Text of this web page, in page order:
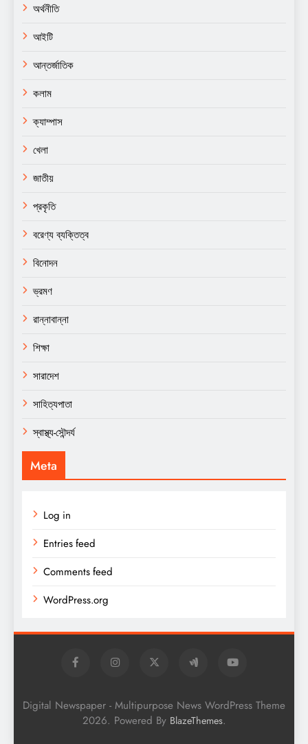
অর্থনীতি
আইটি
আন্তর্জাতিক
কলাম
ক্যাম্পাস
খেলা
জাতীয়
প্রকৃতি
বরেণ্য ব্যক্তিত্ব
বিনোদন
ভ্রমণ
রান্নাবান্না
শিক্ষা
সারাদেশ
সাহিত্যপাতা
স্বাস্থ্য-সৌন্দর্য
Meta
Log in
Entries feed
Comments feed
WordPress.org
Digital Newspaper - Multipurpose News WordPress Theme
2026. Powered By BlazeThemes.